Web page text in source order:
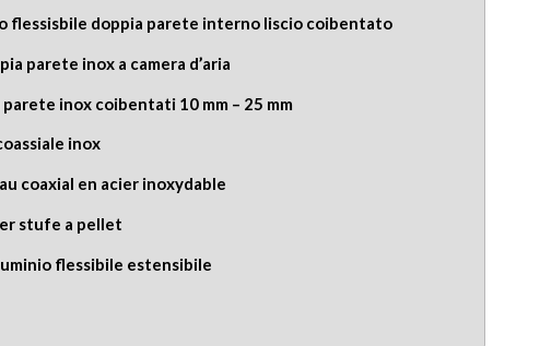
flessisbile doppia parete interno liscio coibentato
parete inox a camera d’aria
inox coibentati 10 mm – 25 mm
inox
coaxial en acier inoxydable
stufe a pellet
flessibile estensibile